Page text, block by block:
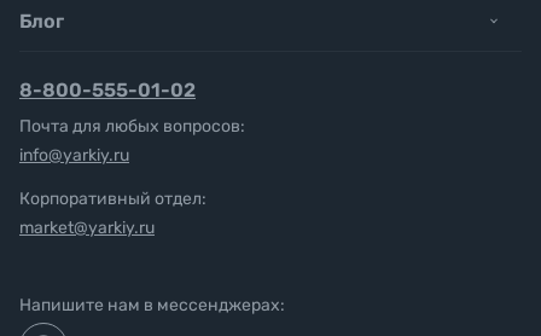
Блог
8-800-555-01-02
Почта для любых вопросов:
info@yarkiy.ru
Корпоративный отдел:
market@yarkiy.ru
Напишите нам в мессенджерах: